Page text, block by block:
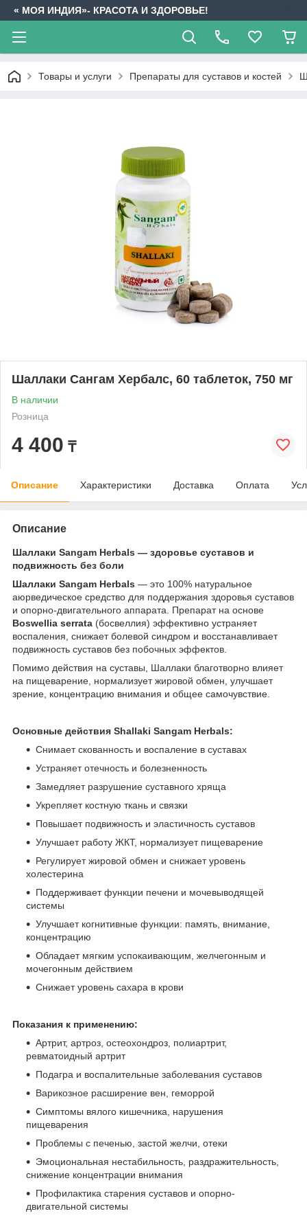
« МОЯ ИНДИЯ»- КРАСОТА И ЗДОРОВЬЕ!
Товары и услуги Препараты для суставов и костей
Шаллаки Сангам Хербалс, 60 таблеток, 750 мг
В наличии
Розница
4 400 ₸
Описание Характеристики Доставка Оплата
Описание
Шаллаки Sangam Herbals — здоровье суставов и
подвижность без боли
Шаллаки Sangam Herbals — это 100% натуральное
аюрведическое средство для поддержания здоровья суставов
и опорно-двигательного аппарата. Препарат на основе
Boswellia serrata (босвеллия) эффективно устраняет
воспаления, снижает болевой синдром и восстанавливает
подвижность суставов без побочных эффектов.
Помимо действия на суставы, Шаллаки благотворно влияет
на пищеварение, нормализует жировой обмен, улучшает
зрение, концентрацию внимания и общее самочувствие.
Основные действия Shallaki Sangam Herbals:
Снимает скованность и воспаление в суставах
Устраняет отечность и болезненность
Замедляет разрушение суставного хряща
Укрепляет костную ткань и связки
Повышает подвижность и эластичность суставов
Улучшает работу ЖКТ, нормализует пищеварение
Регулирует жировой обмен и снижает уровень
холестерина
Поддерживает функции печени и мочевыводящей
системы
Улучшает когнитивные функции: память, внимание,
концентрацию
Обладает мягким успокаивающим, желчегонным и
мочегонным действием
Снижает уровень сахара в крови
Показания к применению:
Артрит, артроз, остеохондроз, полиартрит,
ревматоидный артрит
Подагра и воспалительные заболевания суставов
Варикозное расширение вен, геморрой
Симптомы вялого кишечника, нарушения
пищеварения
Проблемы с печенью, застой желчи, отеки
Эмоциональная нестабильность, раздражительность,
снижение концентрации внимания
Профилактика старения суставов и опорно-
двигательной системы